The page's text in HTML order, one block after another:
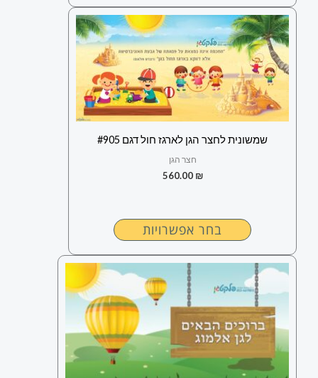
שמשונית לחצר הגן לארגז חול דגם #905
חצר הגן
560.00 ₪
בחר אפשרויות
למוצר
יש
מספר
סוגים.
ניתן
האפשרויות
למוצר
זה
סוגים.
ניתן